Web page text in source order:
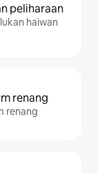
peliharaan
haiwan
renang
renang